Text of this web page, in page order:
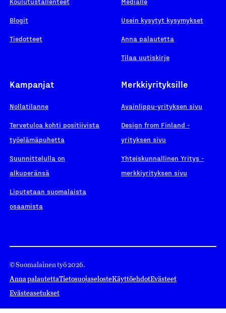
Blogit
Tiedotteet
Usein kysytyt kysymykset
Anna palautetta
Tilaa uutiskirje
Kampanjat
Nollatilanne
Tervetuloa kohti positiivista
työelämäpuhetta
Suunnittelulla on
alkuperänsä
Liputetaan suomalaista
osaamista
Merkkiyrityksille
Avainlippu-yrityksen sivu
Design from Finland -
yrityksen sivu
Yhteiskunnallinen Yritys -
merkkiyrityksen sivu
© Suomalainen työ 2026.
Anna palautettaTietosuojaselosteKäyttöehdotEvästeet
Evästeasetukset